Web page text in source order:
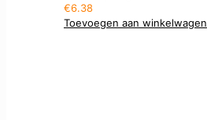
€6.38
Toevoegen aan winkelwagen